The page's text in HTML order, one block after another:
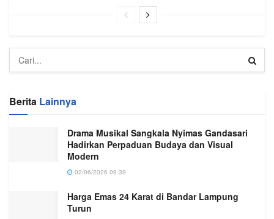
Berita Lainnya
Drama Musikal Sangkala Nyimas Gandasari
Hadirkan Perpaduan Budaya dan Visual
Modern
02/06/2026 09:39
Harga Emas 24 Karat di Bandar Lampung
Turun